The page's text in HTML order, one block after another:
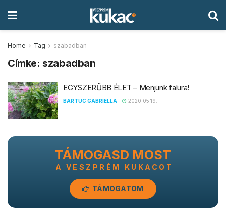
Home Tag szabadban
Címke: szabadban
EGYSZERŰBB ÉLET – Menjünk falura!
BARTUC GABRIELLA 2020.05.19.
TÁMOGASD MOST
A VESZPRÉM KUKACOT
TÁMOGATOM